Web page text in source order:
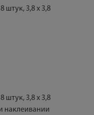
штук, 3,8 х 3,8
штук, 3,8 х 3,8
наклеивании